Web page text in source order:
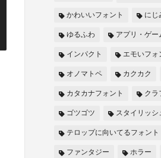
かわいいフォント にじ
ゆるふわ アプリ・ゲー
インパクト エモいフォ
オノマトペ カクカク
カタカナフォント クラ
ゴツゴツ スタイリッシ
テロップに向いてるフォント
ファンタジー ホラー